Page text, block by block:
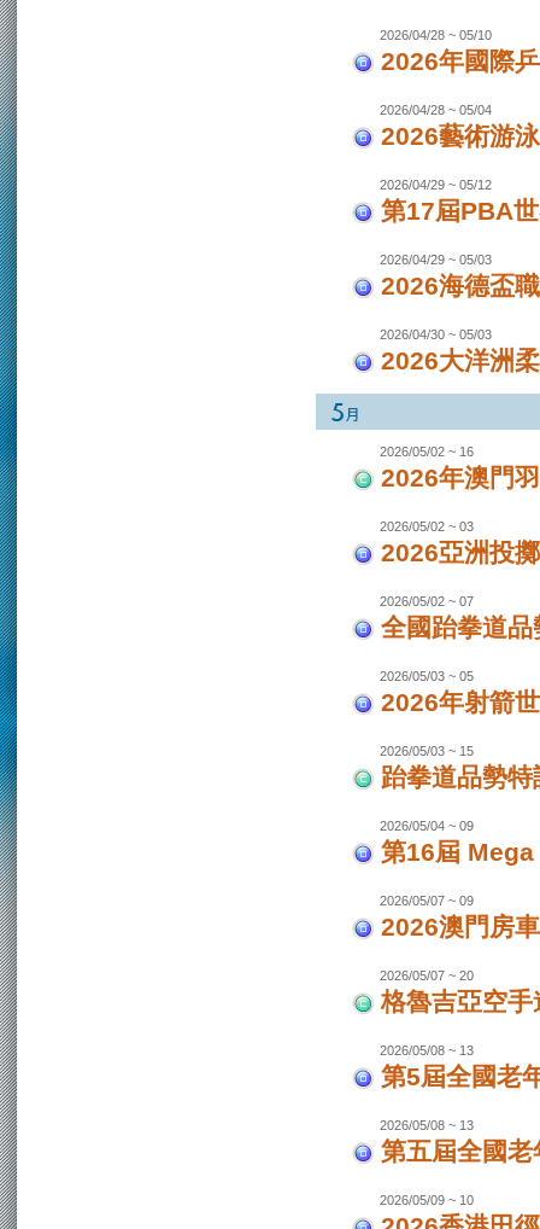
2026/04/28 ~ 05/10
2026年國際
2026/04/28 ~ 05/04
2026藝術游
2026/04/29 ~ 05/12
第17屆PBA
2026/04/29 ~ 05/03
2026海德盃
2026/04/30 ~ 05/03
2026大洋洲
2026/05/02 ~ 16
2026年澳門
2026/05/02 ~ 03
2026亞洲投
2026/05/02 ~ 07
全國跆拳道
2026/05/03 ~ 05
2026年射箭
2026/05/03 ~ 15
跆拳道品勢
2026/05/04 ~ 09
第16屆
2026/05/07 ~ 09
2026澳門房
2026/05/07 ~ 20
格魯吉亞空
2026/05/08 ~ 13
第5屆全國老
2026/05/08 ~ 13
第五屆全國
2026/05/09 ~ 10